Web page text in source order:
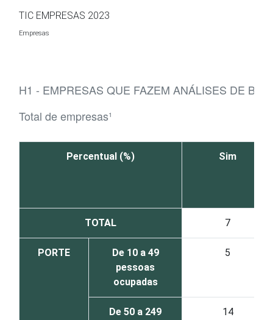
TIC EMPRESAS 2023
Empresas
H1 - EMPRESAS QUE FAZEM ANÁLISES DE BIG
Total de empresas¹
Percentual (%) Sim
TOTAL 7
PORTE
De 10 a 49
pessoas
ocupadas
5
De 50 a 249
14